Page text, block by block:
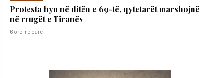
Protesta hyn në ditën e 69-të, qytetarët marshojnë
në rrugët e Tiranës
6 orë më parë